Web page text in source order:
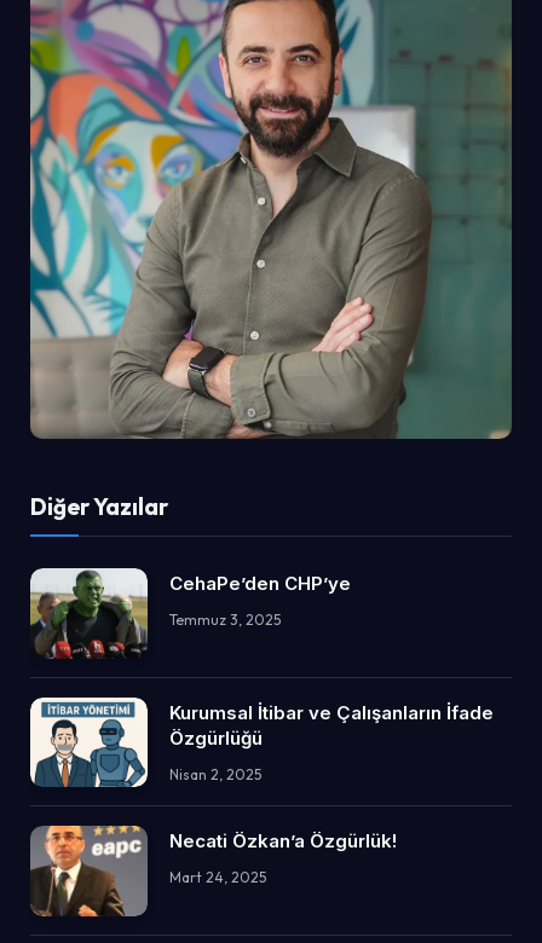
Diğer Yazılar
CehaPe’den CHP’ye
Temmuz 3, 2025
Kurumsal İtibar ve Çalışanların İfade
Özgürlüğü
Nisan 2, 2025
Necati Özkan’a Özgürlük!
Mart 24, 2025